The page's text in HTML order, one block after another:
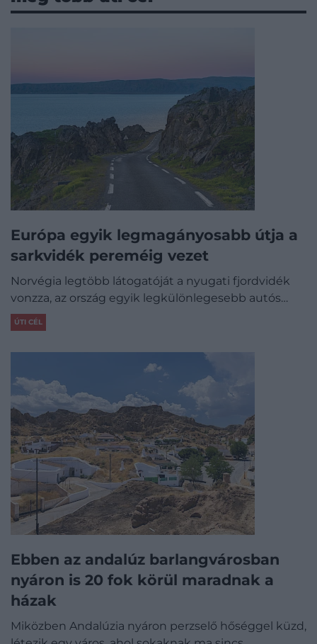
Európa egyik legmagányosabb útja a
sarkvidék pereméig vezet
Norvégia legtöbb látogatóját a nyugati fjordvidék
vonzza, az ország egyik legkülönlegesebb autós…
ÚTI CÉL
Ebben az andalúz barlangvárosban
nyáron is 20 fok körül maradnak a
házak
Miközben Andalúzia nyáron perzselő hőséggel küzd,